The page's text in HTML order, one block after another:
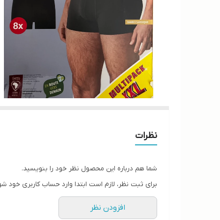
نظرات
شما هم درباره این محصول نظر خود را بنویسید.
برای ثبت نظر، لازم است ابتدا وارد حساب کاربری خود
افزودن نظر